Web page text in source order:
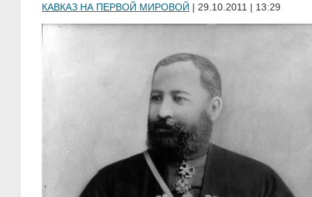
КАВКАЗ НА ПЕРВОЙ МИРОВОЙ | 29.10.2011 | 13:29